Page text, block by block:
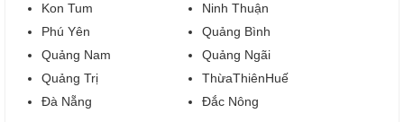
Kon Tum
Ninh Thuận
Phú Yên
Quảng Bình
Quảng Nam
Quảng Ngãi
Quảng Trị
ThừaThiênHuế
Đà Nẵng
Đắc Nông